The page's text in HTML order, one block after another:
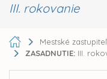
III. rokovanie
Mestské
ZASADNUTIE: III.